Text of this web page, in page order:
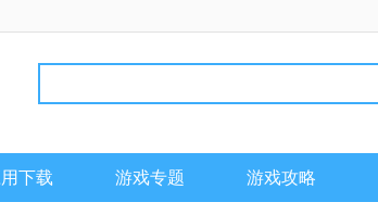
下载 游戏专题 游戏攻略